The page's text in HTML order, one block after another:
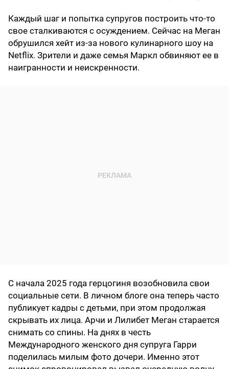
Каждый шаг и попытка супругов построить что-то
свое сталкиваются с осуждением. Сейчас на Меган
обрушился хейт из-за нового кулинарного шоу на
Netflix. Зрители и даже семья Маркл обвиняют ее в
наигранности и неискренности.
С начала 2025 года герцогиня возобновила свои
социальные сети. В личном блоге она теперь часто
публикует кадры с детьми, при этом продолжая
скрывать их лица. Арчи и Лилибет Меган старается
снимать со спины. На днях в честь
Международного женского дня супруга Гарри
поделилась милым фото дочери. Именно этот